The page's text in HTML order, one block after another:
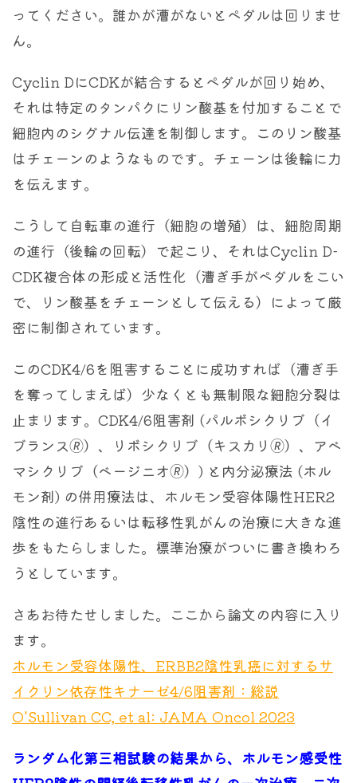
ってください。誰かが漕がないとペダルは回りませ
ん。
Cyclin DにCDKが結合するとペダルが回り始め、
それは特定のタンパクにリン酸基を付加することで
細胞内のシグナル伝達を制御します。このリン酸基
はチェーンのようなものです。チェーンは後輪に力
を伝えます。
こうして自転車の進行（細胞の増殖）は、細胞周期
の進行（後輪の回転）で起こり、それはCyclin D-
CDK複合体の形成と活性化（漕ぎ手がペダルをこい
で、リン酸基をチェーンとして伝える）によって厳
密に制御されています。
このCDK4/6を阻害することに成功すれば（漕ぎ手
を奪ってしまえば）少なくとも無制限な細胞分裂は
止まります。CDK4/6阻害剤 (パルボシクリブ（イ
ブランス🄬）、リボシクリブ（キスカリ🄬）、アベ
マシクリブ（ベージニオ🄬）) と内分泌療法 (ホル
モン剤) の併用療法は、ホルモン受容体陽性HER2
陰性の進行あるいは転移性乳がんの治療に大きな進
歩をもたらしました。標準治療がついに書き換わろ
うとしています。
さあお待たせしました。ここから論文の内容に入り
ます。
ホルモン受容体陽性、ERBB2陰性乳癌に対するサ
イクリン依存性キナーゼ4/6阻害剤：総説
O'Sullivan CC, et al: JAMA Oncol 2023
ランダム化第三相試験の結果から、 ホルモン感受性